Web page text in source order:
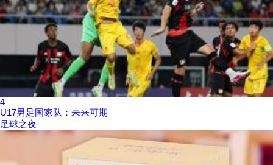
4
U17男足国家队：未来可期
足球之夜